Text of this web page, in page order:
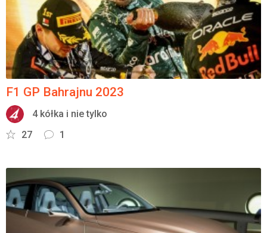
F1 GP Bahrajnu 2023
4 kółka i nie tylko
27
1